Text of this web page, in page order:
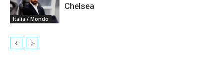
Italia / Mondo
Chelsea